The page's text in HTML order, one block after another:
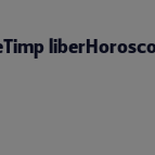
Timp liber